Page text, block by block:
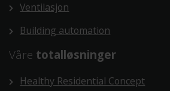
Ventilasjon
Building automation
Våre totalløsninger
Healthy Residential Concept